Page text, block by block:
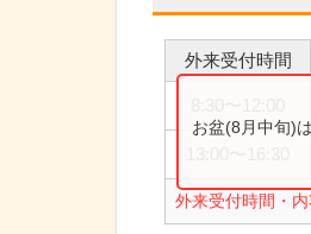
外来受付時間
外来受付時間・
お盆(8月中旬)